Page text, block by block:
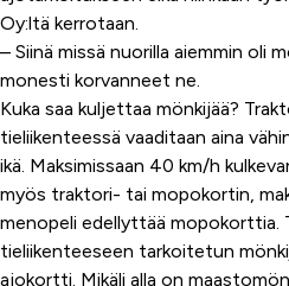
Oy:ltä kerrotaan.
– Siinä missä nuorilla aiemmin oli
monesti korvanneet ne.
Kuka saa kuljettaa mönkijää?
tieliikenteessä vaaditaan aina
ikä. Maksimissaan 40 km/h
myös traktori- tai mopokortin,
menopeli edellyttää mopokorttia.
tieliikenteeseen tarkoitetun
ajokortti. Mikäli alla on